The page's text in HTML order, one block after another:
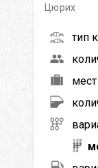
Цюрих
тип